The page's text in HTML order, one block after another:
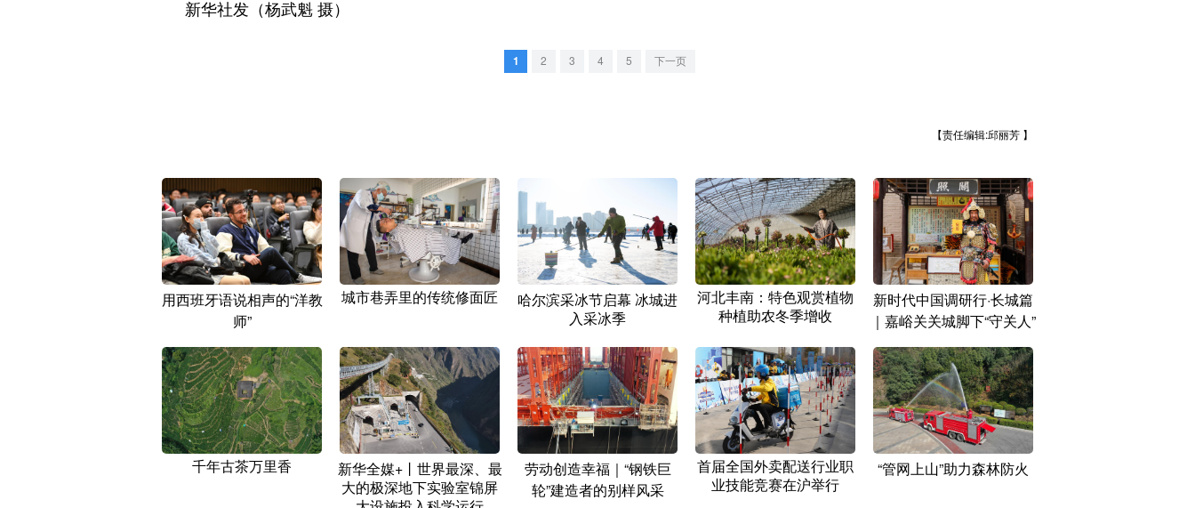
新华社发（杨武魁 摄）
1 2 3 4 5 下一页
【责任编辑:邱丽芳 】
用西班牙语说相声的“洋教
师”
城市巷弄里的传统修面匠
哈尔滨采冰节启幕 冰城进
入采冰季
河北丰南：特色观赏植物
种植助农冬季增收
新时代中国调研行·长城篇
｜嘉峪关关城脚下“守关人”
千年古茶万里香
新华全媒+丨世界最深、最
大的极深地下实验室锦屏
劳动创造幸福｜“钢铁巨
轮”建造者的别样风采
首届全国外卖配送行业职
业技能竞赛在沪举行
“管网上山”助力森林防火